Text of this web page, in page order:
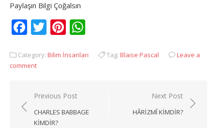
Paylaşın Bilgi Çoğalsın
Facebook
TwitterPinterest
Category: Bilim İnsanları Tag: Blaise Pascal
Leave a
comment
Yazı
gezinmesi
Previous Post
CHARLES BABBAGE
KIMDIR?
Next Post
HÂRIZMÎ KIMDIR?